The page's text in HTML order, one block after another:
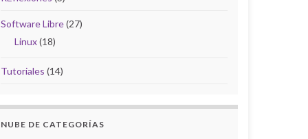
Software Libre(27)
Linux(18)
Tutoriales (14)
NUBE DE CATEGORÍAS